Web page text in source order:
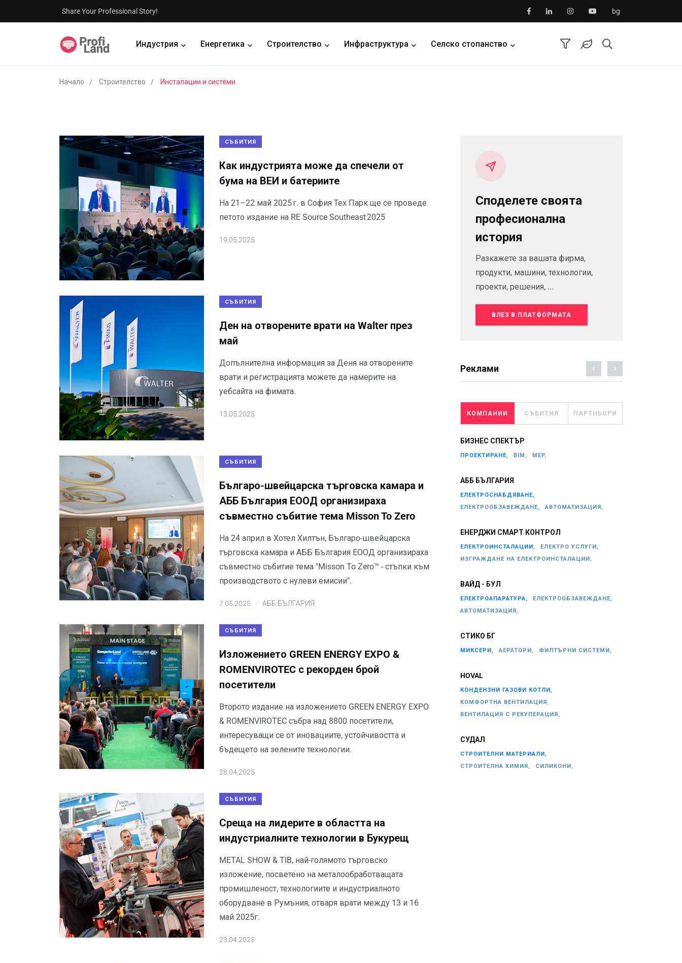
Share Your Professional Story! bg
Индустрия Енергетика Строителство Инфраструктура Селско стопанство
Начало Строителство Инсталации и системи
СЪБИТИЯ
Как индустрията може да спечели от
бума на ВЕИ и батериите
На 21–22 май 2025 г. в София Тех Парк ще се проведе
петото издание на RE Source Southeast 2025
19.05.2025
СЪБИТИЯ
Ден на отворените врати на Walter през
май
Допълнителна информация за Деня на отворените
врати и регистрацията можете да намерите на
уебсайта на фимата.
13.05.2025
СЪБИТИЯ
Българо-швейцарска търговска камара и
АББ България ЕООД организираха
съвместно събитие тема Misson To Zero
На 24 април в Хотел Хилтън, Българо-швейцарска
търговска камара и АББ България ЕООД организираха
съвместно събитие тема "Misson To Zero™ - стъпки към
производството с нулеви емисии".
7.05.2025 АББ БЪЛГАРИЯ
СЪБИТИЯ
Изложението GREEN ENERGY EXPO &
ROMENVIROTEC с рекорден брой
посетители
Второто издание на изложението GREEN ENERGY EXPO
& ROMENVIROTEC събра над 8800 посетители,
интересуващи се от иновациите, устойчивостта и
бъдещето на зелените технологии.
28.04.2025
СЪБИТИЯ
Среща на лидерите в областта на
индустриалните технологии в Букурещ
METAL SHOW & TIB, най-голямото търговско
изложение, посветено на металообработващата
промишленост, технологиите и индустриалното
оборудване в Румъния, отваря врати между 13 и 16
май 2025г.
23.04.2025
Споделете своята
професионална
история
Разкажете за вашата фирма,
продукти, машини, технологии,
проекти, решения, ...
ВЛЕЗ В ПЛАТФОРМАТА
Реклами
КОМПАНИИ СЪБИТИЯ ПАРТНЬОРИ
БИЗНЕС СПЕКТЪР
ПРОЕКТИРАНЕ, BIM, MEP,
АББ БЪЛГАРИЯ
ЕЛЕКТРОСНАБДЯВАНЕ,
ЕЛЕКТРООБЗАВЕЖДАНЕ,
АВТОМАТИЗАЦИЯ,
ЕНЕРДЖИ СМАРТ КОНТРОЛ
ЕЛЕКТРОИНСТАЛАЦИИ,
ЕЛЕКТРО УСЛУГИ,
ИЗГРАЖДАНЕ НА ЕЛЕКТРОИНСТАЛАЦИИ,
ВАЙД - БУЛ
ЕЛЕКТРОАПАРАТУРА,
ЕЛЕКТРООБЗАВЕЖДАНЕ,
АВТОМАТИЗАЦИЯ,
СТИКО БГ
МИКСЕРИ, АЕРАТОРИ, ФИЛТЪРНИ СИСТЕМИ,
HOVAL
КОНДЕНЗНИ ГАЗОВИ КОТЛИ,
КОМФОРТНА ВЕНТИЛАЦИЯ,
ВЕНТИЛАЦИЯ С РЕКУПЕРАЦИЯ,
СУДАЛ
СТРОИТЕЛНИ МАТЕРИАЛИ,
СТРОИТЕЛНА ХИМИЯ,
СИЛИКОНИ,